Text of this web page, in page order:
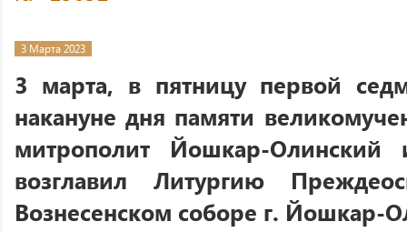
3 Марта 2023
3 марта, в пятницу первой
накануне дня памяти
митрополит Йошкар-
возглавил Литургию
Вознесенском соборе г. Йошкар-